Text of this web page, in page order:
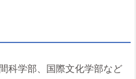
科学部、国際文化学部など